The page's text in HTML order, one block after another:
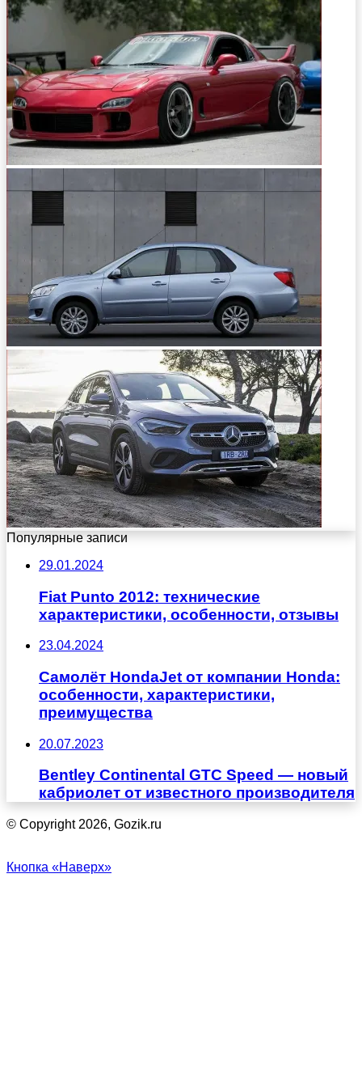
Популярные записи
29.01.2024
Fiat Punto 2012: технические
характеристики, особенности, отзывы
23.04.2024
Самолёт HondaJet от компании Honda:
особенности, характеристики,
преимущества
20.07.2023
Bentley Continental GTC Speed — новый
кабриолет от известного производителя
© Copyright 2026, Gozik.ru
Кнопка «Наверх»